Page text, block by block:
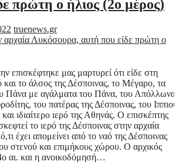
πρώτη ο ήλιος (2ο μέρος)
truenews.gr
επισκέφτηκε μας μαρτυρεί ότι είδε στη
το άλσος της Δέσποινας, το Μέγαρο, τα
Πάνα με αγάλματα του Πάνα, του Απόλλωνα,
του πατέρας της Δέσποινας, του Ιππιου
ιδιαίτερο ιερό της Αθηνάς. Ο επισκέπτης
το ιερό της Δέσποινας στην αρχαία
έχει απομείνει από το ναό της Δέσποινας
στενού και επιμήκους χώρου. Ο αρχικός
αι. και η ανοικοδόμησή…